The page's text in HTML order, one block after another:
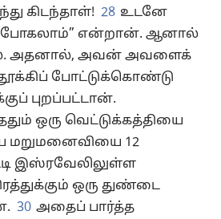
கிடந்தாள்! 28 உடனே
போகலாம்” என்றான். ஆனால்
அதனால், அவன் அவளைக்
போட்டுக்கொண்டு
புறப்பட்டான்.
ஒரு வெட்டுக்கத்தியை
மறுமனைவியை 12
இஸ்ரவேலிலுள்ள
ஒரு துண்டை
30 அதைப் பார்த்த